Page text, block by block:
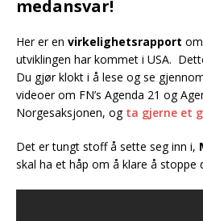
medansvar!
Her er en virkelighetsrapport
utviklingen har kommet i USA.
Du gjør klokt i å lese og se
videoer om FN’s Agenda 21 og
Norgesaksjonen, og ta gjerne et
Det er tungt stoff å sette seg inn i,
skal ha et håp om å klare å stoppe